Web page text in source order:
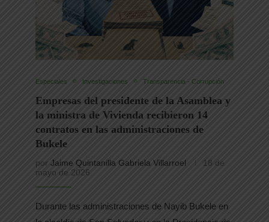
Especiales Investigaciones Transparencia - Corrupción
Empresas del presidente de la Asamblea y
la ministra de Vivienda recibieron 14
contratos en las administraciones de
Bukele
por Jaime Quintanilla Gabriela Villarroel
18 de
mayo de 2026
Durante las administraciones de Nayib Bukele en